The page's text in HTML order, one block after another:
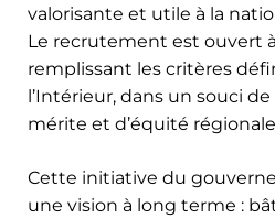
valorisante et utile à la
Le recrutement est ouvert
remplissant les critères
l’Intérieur, dans un souci
mérite et d’équité
Cette initiative du
une vision à long terme :